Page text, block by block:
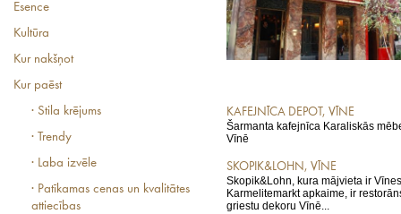
Esence
Kultūra
Kur nakšņot
Kur paēst
· Stila krējums
· Trendy
· Laba izvēle
· Patīkamas cenas un kvalitātes
attiecības
KAFEJNĪCA DEPOT, VĪNE
Šarmanta kafejnīca Karaliskās
Vīnē
SKOPIK&LOHN, VĪNE
Skopik&Lohn, kura mājvieta ir
Karmelitemarkt apkaime, ir
griestu dekoru Vīnē...